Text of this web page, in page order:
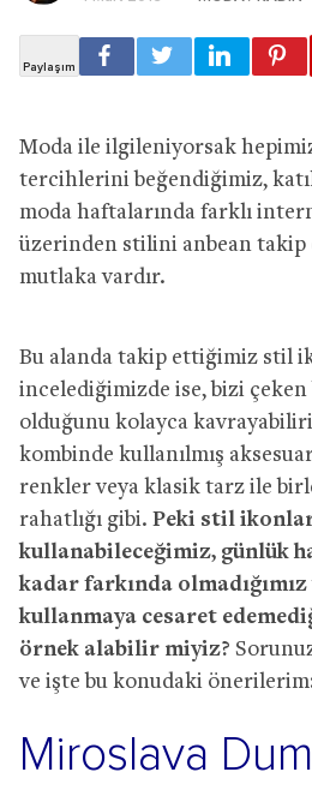
Moda ile ilgileniyorsak
tercihlerini beğendiğimiz,
moda haftalarında farklı
üzerinden stilini anbean
mutlaka vardır.
Bu alanda takip ettiğimiz stil
incelediğimizde ise, bizi
olduğunu kolayca
kombinde kullanılmış
renkler veya klasik tarz ile
rahatlığı gibi. Peki stil
kullanabileceğimiz, günlük
kadar farkında olmadığımız
kullanmaya cesaret
örnek alabilir miyiz?
ve işte bu konudaki
Miroslava